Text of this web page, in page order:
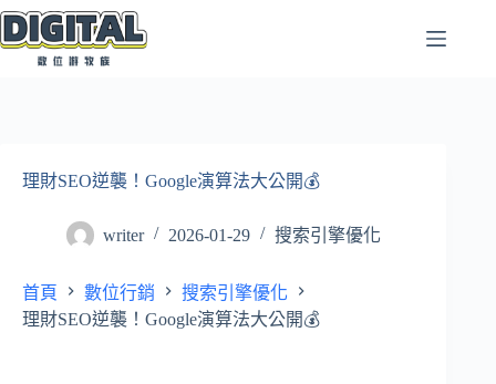
跳
至
理財SEO逆襲！Google演算法大公開💰
writer 2026-01-29 搜索引擎優化
首頁 數位行銷
搜索引擎優化
理財SEO逆襲！Google演算法大公開💰